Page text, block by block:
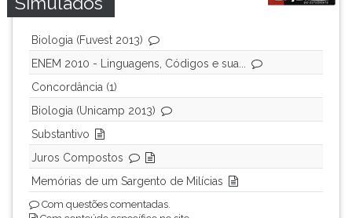
Biologia (Fuvest 2013)
ENEM 2010 - Linguagens, Códigos e sua...
Concordância (1)
Biologia (Unicamp 2013)
Substantivo
Juros Compostos
Memórias de um Sargento de Milícias
Com questões comentadas.